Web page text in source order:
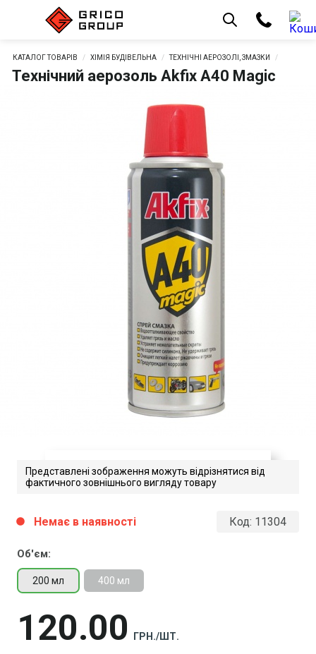
КАТАЛОГ ТОВАРІВ ХІМІЯ БУДІВЕЛЬНА ТЕХНІЧНІ АЕРОЗОЛІ, ЗМАЗКИ
Технічний аерозоль Akfix A40 Magic
Akfix A40 Magic. Технічні
Представлені зображення можуть відрізнятися від
фактичного зовнішнього вигляду товару
Код: 11304
Об'єм:
200 мл 400 мл
120 00 ГРН./ШТ.
circle Немає в наявності